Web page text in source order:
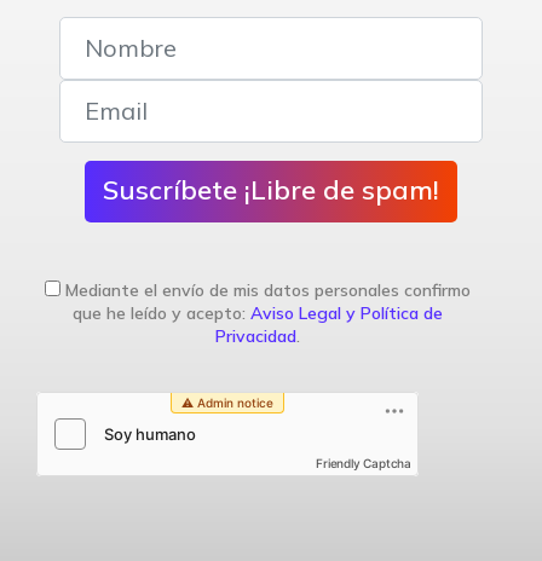
Suscríbete ¡Libre de spam!
Mediante el envío de mis datos personales confirmo
que he leído y acepto: Aviso Legal y Política de
Privacidad
Friendly Captcha